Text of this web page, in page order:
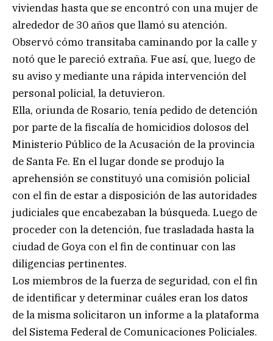
viviendas hasta que se encontró con una mujer de
alrededor de 30 años que llamó su atención.
Observó cómo transitaba caminando por la calle y
notó que le pareció extraña. Fue así, que, luego de
su aviso y mediante una rápida intervención del
personal policial, la detuvieron.
Ella, oriunda de Rosario, tenía pedido de detención
por parte de la fiscalía de homicidios dolosos del
Ministerio Público de la Acusación de la provincia
de Santa Fe. En el lugar donde se produjo la
aprehensión se constituyó una comisión policial
con el fin de estar a disposición de las autoridades
judiciales que encabezaban la búsqueda. Luego de
proceder con la detención, fue trasladada hasta la
ciudad de Goya con el fin de continuar con las
diligencias pertinentes.
Los miembros de la fuerza de seguridad, con el fin
de identificar y determinar cuáles eran los datos
de la misma solicitaron un informe a la plataforma
del Sistema Federal de Comunicaciones Policiales.